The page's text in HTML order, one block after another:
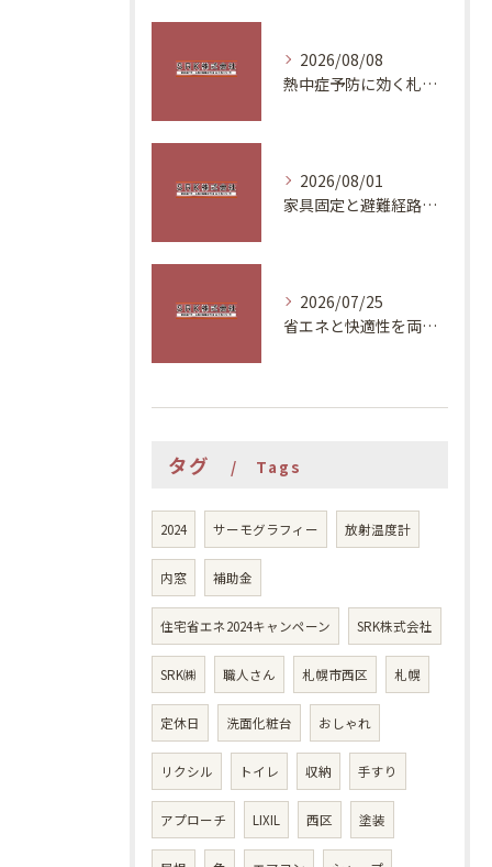
2026/08/08
熱中症予防に効く札幌の住環境改善
2026/08/01
家具固定と避難経路で安全な住まいづくり
2026/07/25
省エネと快適性を両立する夏の対策
タグ Tags
2024 サーモグラフィー 放射温度計
内窓 補助金
住宅省エネ2024キャンペーン SRK株式会社
SRK㈱ 職人さん 札幌市西区 札幌
定休日 洗面化粧台 おしゃれ
リクシル トイレ 収納 手すり
アプローチ LIXIL 西区 塗装